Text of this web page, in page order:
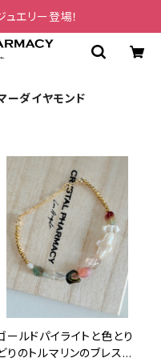
エリー登場！
ーダイヤモンド
ールドパイライトと色とり
りのトルマリンのブレスレ